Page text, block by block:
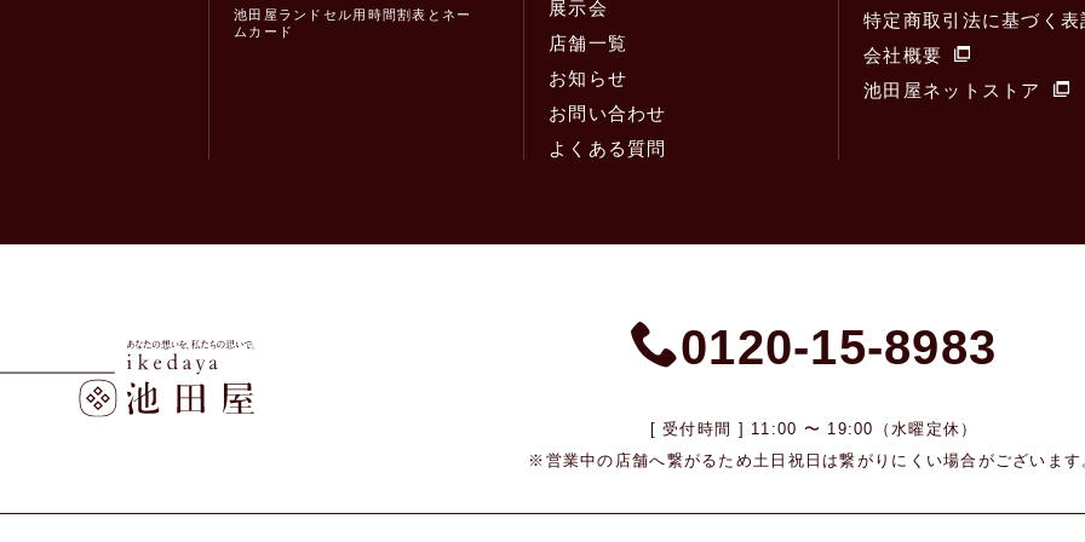
池田屋ランドセル用時間割表とネー
ムカード
展示会
店舗一覧
お知らせ
お問い合わせ
よくある質問
特定商取引法に基づく表
会社概要
池田屋ネットストア
0120-15-8983
[ 受付時間 ] 11:00 〜 19:00（水曜定休）
※営業中の店舗へ繋がるため 土日祝日は繋がりにくい場合がございます